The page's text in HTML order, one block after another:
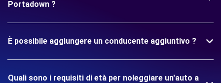
Portadown ?
È possibile aggiungere un conducente aggiuntivo ?
Quali sono i requisiti di età per noleggiare un'auto a